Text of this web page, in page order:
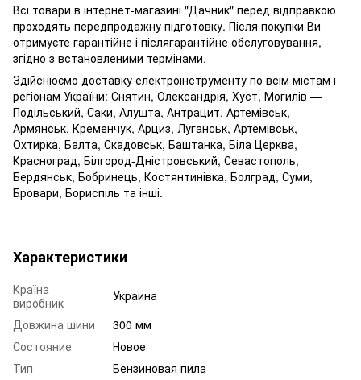
Всі товари в інтернет-магазині "Дачник" перед відправкою
проходять передпродажну підготовку. Після покупки Ви
отримуєте гарантійне і післягарантійне обслуговування,
згідно з встановленими термінами.
Здійснюємо доставку електроінструменту по всім містам і
регіонам України: Снятин, Олександрія, Хуст, Могилів —
Подільський, Саки, Алушта, Антрацит, Артемівськ,
Армянськ, Кременчук, Арциз, Луганськ, Артемівськ,
Охтирка, Балта, Скадовськ, Баштанка, Біла Церква,
Красноград, Білгород-Дністровський, Севастополь,
Бердянськ, Бобринець, Костянтинівка, Болград, Суми,
Бровари, Бориспіль та інші.
Характеристики
Країна
виробник
Украина
Довжина шини
300 мм
Состояние
Новое
Тип
Бензиновая пила